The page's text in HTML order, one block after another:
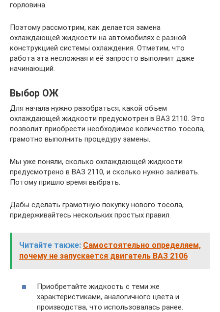
горловина.
Поэтому рассмотрим, как делается замена
охлаждающей жидкости на автомобилях с разной
конструкцией системы охлаждения. Отметим, что
работа эта несложная и её запросто выполнит даже
начинающий.
Выбор ОЖ
Для начала нужно разобраться, какой объем
охлаждающей жидкости предусмотрен в ВАЗ 2110. Это
позволит приобрести необходимое количество тосола,
грамотно выполнить процедуру замены.
Мы уже поняли, сколько охлаждающей жидкости
предусмотрено в ВАЗ 2110, и сколько нужно заливать.
Потому пришло время выбрать.
Дабы сделать грамотную покупку нового тосола,
придерживайтесь нескольких простых правил.
Читайте также: Самостоятельно определяем,
почему не запускается двигатель ВАЗ 2106
Приобретайте жидкость с теми же
характеристиками, аналогичного цвета и
производства, что использовалась ранее.